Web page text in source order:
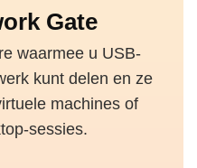
Gate
waarmee u USB-
kunt delen en ze
machines of
sessies.